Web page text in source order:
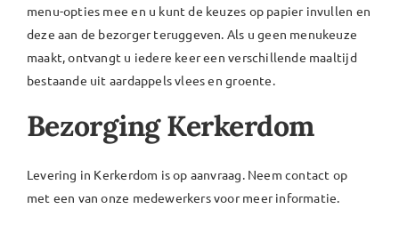
menu-opties mee en u kunt de keuzes op papier invullen en
deze aan de bezorger teruggeven. Als u geen menukeuze
maakt, ontvangt u iedere keer een verschillende maaltijd
bestaande uit aardappels vlees en groente.
Bezorging Kerkerdom
Levering in Kerkerdom is op aanvraag. Neem contact op
met een van onze medewerkers voor meer informatie.